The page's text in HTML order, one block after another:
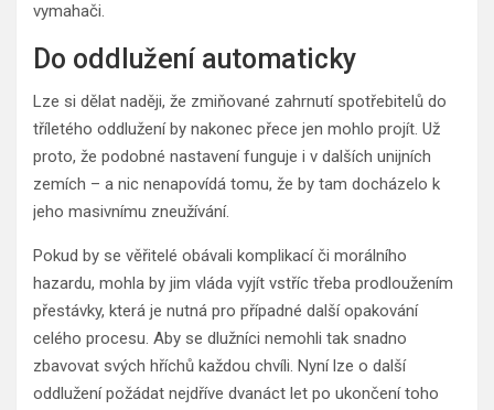
vymahači.
Do oddlužení automaticky
Lze si dělat naději, že zmiňované zahrnutí spotřebitelů do
tříletého oddlužení by nakonec přece jen mohlo projít. Už
proto, že podobné nastavení funguje i v dalších unijních
zemích – a nic nenapovídá tomu, že by tam docházelo k
jeho masivnímu zneužívání.
Pokud by se věřitelé obávali komplikací či morálního
hazardu, mohla by jim vláda vyjít vstříc třeba prodloužením
přestávky, která je nutná pro případné další opakování
celého procesu. Aby se dlužníci nemohli tak snadno
zbavovat svých hříchů každou chvíli. Nyní lze o další
oddlužení požádat nejdříve dvanáct let po ukončení toho